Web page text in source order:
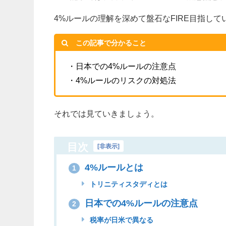
4%ルールの理解を深めて盤石なFIRE目指して
この記事で分かること
・日本での4%ルールの注意点
・4%ルールのリスクの対処法
それでは見ていきましょう。
目次 [非表示]
1 4%ルールとは
トリニティスタディとは
2 日本での4%ルールの注意点
税率が日米で異なる